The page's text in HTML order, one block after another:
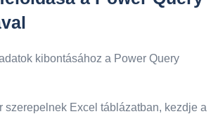
kibontásához a Power Query
szerepelnek Excel táblázatban, kezdje a